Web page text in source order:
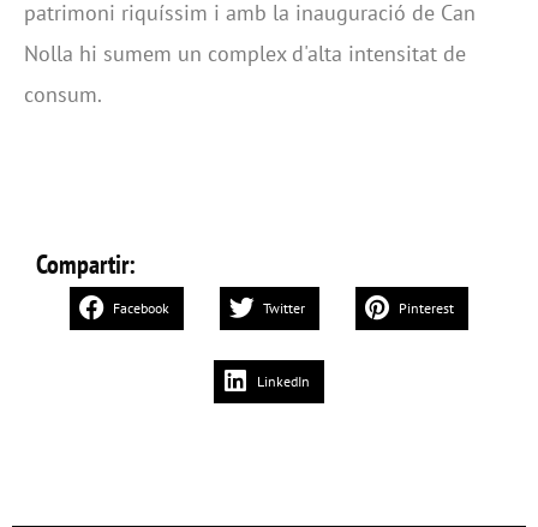
patrimoni riquíssim i amb la inauguració de Can
Nolla hi sumem un complex d'alta intensitat de
consum.
Compartir:
Facebook Twitter Pinterest
LinkedIn